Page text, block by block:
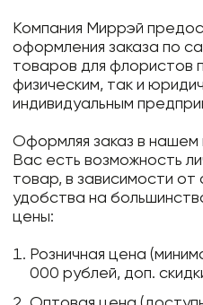
Компания Миррэй
оформления заказа по
товаров для флористов
физическим, так и
индивидуальным
Оформляя заказ в нашем
Вас есть возможность
товар, в зависимости
удобства на
цены:
Розничная цена
000 рублей, доп.